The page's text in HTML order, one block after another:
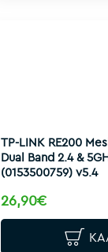
TP-LINK RE200
Dual Band 2.4 &
(0153500759) v5.4
26,90€